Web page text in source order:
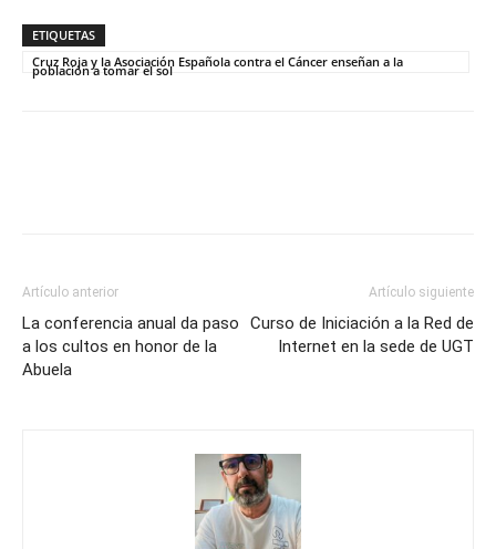
ETIQUETAS
Cruz Roja y la Asociación Española contra el Cáncer enseñan a la
población a tomar el sol
Artículo anterior
La conferencia anual da paso
a los cultos en honor de la
Abuela
Artículo siguiente
Curso de Iniciación a la Red de
Internet en la sede de UGT